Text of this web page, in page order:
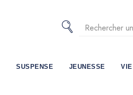
SUSPENSE JEUNESSE